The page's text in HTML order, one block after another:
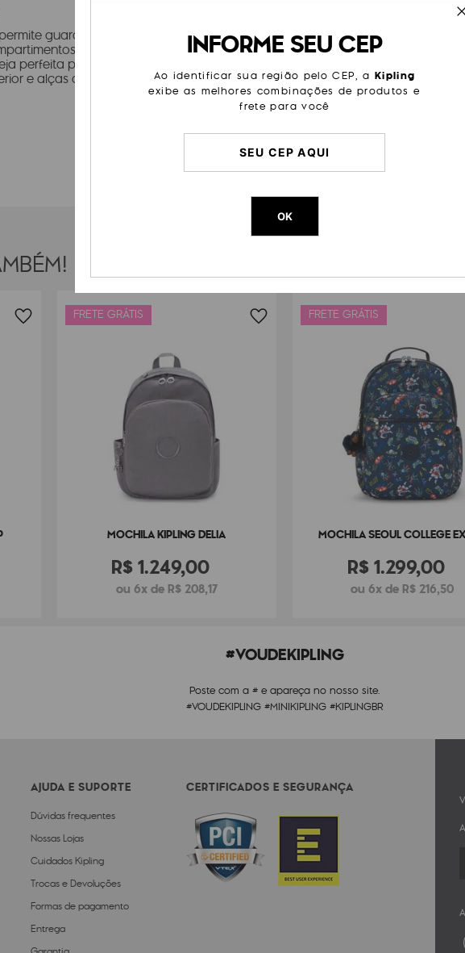
guardar não só um laptop, como todo o
principais, 3 zíperes frontais e 2
perfeita para levar todo o necessário para
e alças de mochila também te dão conforto
Tamanho
Cor
Modelo
FRETE GRÁTIS
MOCHILA KIPLING DELIA
R$ 1.249,00
ou 6x de R$ 208,17
FRETE GRÁTIS
MOCHILA SEOUL COLLEGE
R$ 1.299,00
ou 6x de R$ 216,50
#VOUDEKIPLING
Poste com a # e apareça no nosso site.
#VOUDEKIPLING #MINIKIPLING #KIPLINGBR
AJUDA E SUPORTE
Dúvidas frequentes
Nossas Lojas
Cuidados Kipling
Trocas e Devoluções
Formas de pagamento
Entrega
CERTIFICADOS E SEGURANÇA
INFORME SEU CEP
Ao identificar sua região pelo CEP, a Kipling
exibe as melhores combinações de produtos e
frete para você
OK